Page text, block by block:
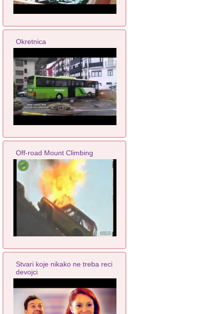
Okretnica
Off-road Mount Climbing
Stvari koje nikako ne treba reci
devojci